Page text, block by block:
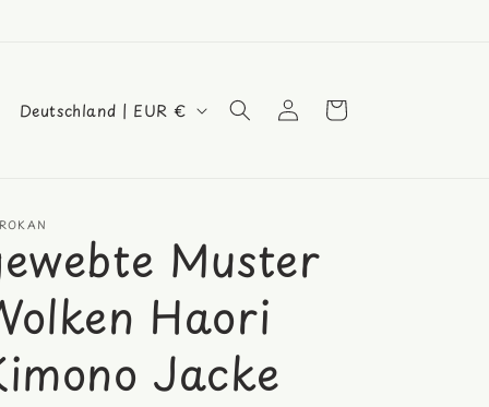
L
/
R
e
g
i
Deutschland | EUR € EinloggenWarenkorb
Muster
Haori
Jacke